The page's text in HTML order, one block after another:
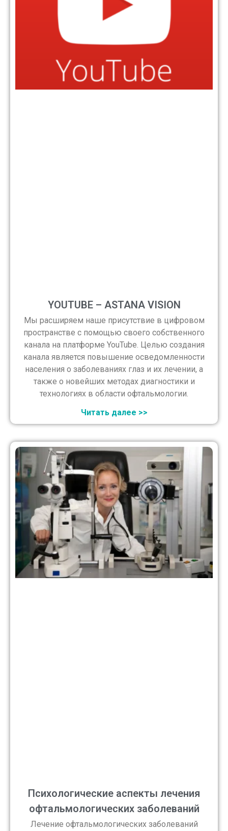
YOUTUBE – ASTANA VISION
Мы расширяем наше присутствие в цифровом
пространстве с помощью своего собственного
канала на платформе YouTube. Целью создания
канала является повышение осведомленности
населения о заболеваниях глаз и их лечении, а
также о новейших методах диагностики и
технологиях в области офтальмологии.
Читать далее >>
Психологические аспекты лечения
офтальмологических заболеваний
Лечение офтальмологических заболеваний